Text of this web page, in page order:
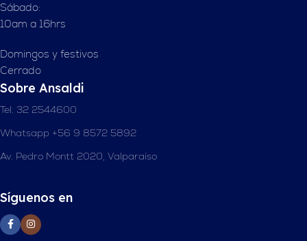
Sábado:
10am a 16hrs
Domingos y festivos
Cerrado
Sobre Ansaldi
Tel. 32 2544600
Whatsapp +56 9 8572 5892
Av. Pedro Montt 2020, Valparaíso
Síguenos en